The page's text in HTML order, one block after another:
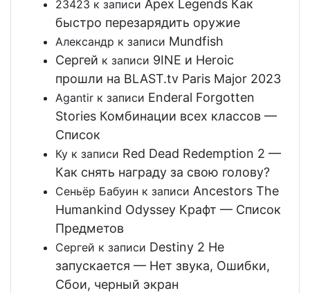
23423 к записи Apex Legends Как
быстро перезарядить оружие
Александр к записи Mundfish
Сергей к записи 9INE и Heroic
прошли на BLAST.tv Paris Major 2023
Agantir к записи Enderal Forgotten
Stories Комбинации всех классов —
Список
Ку к записи Red Dead Redemption 2 —
Как снять награду за свою голову?
Сеньёр Бабуин к записи Ancestors The
Humankind Odyssey Крафт — Список
Предметов
Сергей к записи Destiny 2 Не
запускается — Нет звука, Ошибки,
Сбои, черный экран